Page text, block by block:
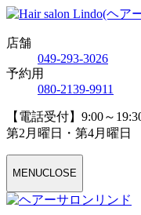
店舗
049-293-3026
予約用
080-2139-9911
【電話受付】9:00～
第2月曜日・第4月曜日
MENUCLOSE